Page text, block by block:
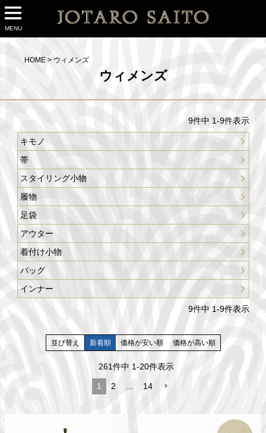
MENU
HOME ウィメンズ
ウィメンズ
9件中 1-9件表示
キモノ
帯
スタイリング小物
履物
足袋
アウター
着付け小物
バッグ
インナー
9件中 1-9件表示
並び替え 新着順 価格が安い順 価格が高い順
261件中 1-20件表示
1 2 … 14